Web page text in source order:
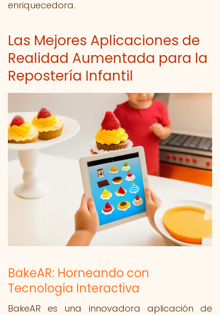
enriquecedora.
Las Mejores Aplicaciones de
Realidad Aumentada para la
Repostería Infantil
BakeAR: Horneando con
Tecnología Interactiva
BakeAR es una innovadora aplicación de